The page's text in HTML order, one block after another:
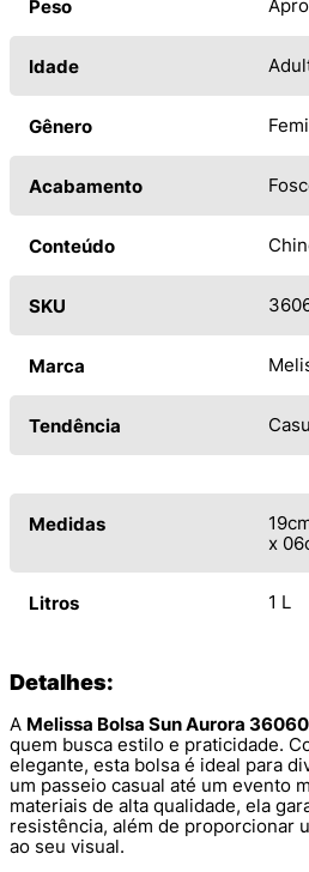
Peso
Idade
Gênero
Acabamento
Conteúdo
SKU
Marca
Tendência
Medidas
x
Litros 1 L
Detalhes:
A Melissa Bolsa Sun Aurora 36060
quem busca estilo e praticidade.
elegante, esta bolsa é ideal para
um passeio casual até um evento
materiais de alta qualidade, ela
resistência, além de proporcionar
ao seu visual.